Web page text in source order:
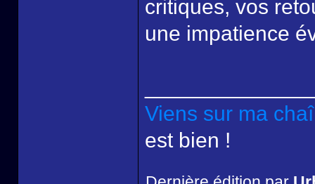
critiques, vos
une impatience
Viens sur ma
est bien !